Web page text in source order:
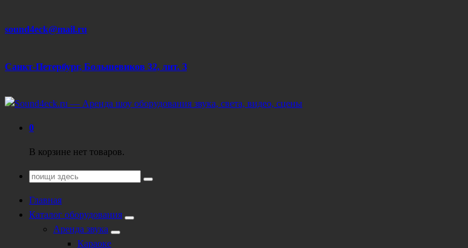
Перейти
sound4eck@mail.ru
Санкт-Петербург, Большевиков 32, лит. З
Техническое обеспечение мероприятий
0
В корзине нет товаров.
Поиск
Главная
Каталог оборудования
Аренда звука
Караоке